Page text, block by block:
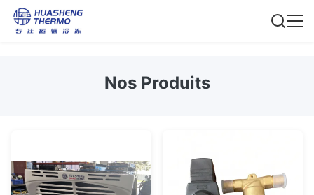
Nos Produits